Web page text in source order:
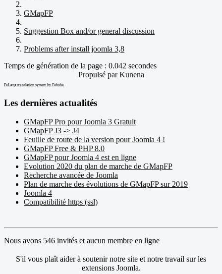
GMapFP
Suggestion Box and/or general discussion
Problems after install joomla 3,8
Temps de génération de la page : 0.042 secondes
Propulsé parKunena
FaLang translation system by Faboba
Les dernières actualités
GMapFP Pro pour Joomla 3 Gratuit
GMapFP J3 -> J4
Feuille de route de la version pour Joomla 4 !
GMapFP Free & PHP 8.0
GMapFP pour Joomla 4 est en ligne
Evolution 2020 du plan de marche de GMapFP
Recherche avancée de Joomla
Plan de marche des évolutions de GMapFP sur 2019
Joomla 4
Compatibilité https (ssl)
Nous avons 546 invités et aucun membre en ligne
S'il vous plaît aider à soutenir notre site et notre travail sur les
extensions Joomla.